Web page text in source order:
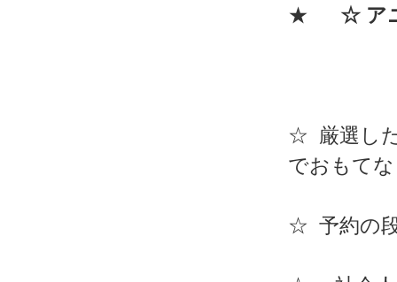
★ ☆ ア
☆ 厳選し
でおもて
☆ 予約の